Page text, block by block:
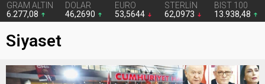
GRAM ALTIN
6.277,08
DOLAR
46,2690
EURO
53,5644
STERLİN
62,0973
BIST 100
13.938,48
Siyaset